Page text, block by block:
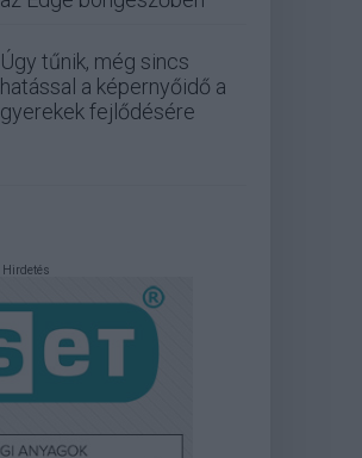
Úgy tűnik, még sincs
hatással a képernyőidő a
gyerekek fejlődésére
Hirdetés